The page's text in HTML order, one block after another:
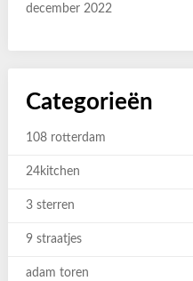
december 2022
Categorieën
108 rotterdam
24kitchen
3 sterren
9 straatjes
adam toren